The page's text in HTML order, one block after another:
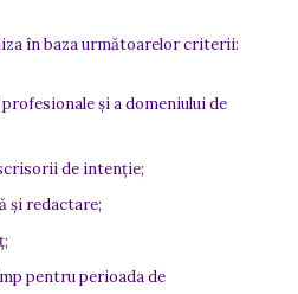
în baza următoarelor criterii:
și a domeniului de
de intenție;
și redactare;
pentru perioada de